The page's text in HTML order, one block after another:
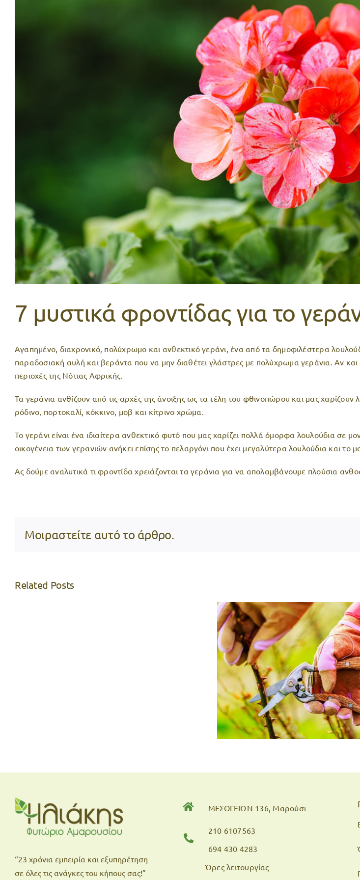
7 μυστικά φροντίδας για το
Αγαπημένο, διαχρονικό, πολύχρωμο και ανθεκτικό γεράνι, ένα από τα δημοφιλέστερα
παραδοσιακή αυλή και βεράντα που να μην διαθέτει γλάστρες με πολύχρωμα γεράνια. Αν και
περιοχές της Νότιας Αφρικής.
Τα γεράνια ανθίζουν από τις αρχές της άνοιξης ως τα τέλη του φθινοπώρου και μας χαρίζουν
ρόδινο, πορτοκαλί, κόκκινο, μοβ και κίτρινο χρώμα.
Το γεράνι είναι ένα ιδιαίτερα ανθεκτικό φυτό που μας χαρίζει πολλά όμορφα λουλούδια σε
οικογένεια των γερανιών ανήκει επίσης το πελαργόνι που έχει μεγαλύτερα λουλούδια και το
Ας δούμε αναλυτικά τι φροντίδα χρειάζονται τα γεράνια για να απολαμβάνουμε πλούσια
Μοιραστείτε αυτό το άρθρο.
Related Posts
“23 χρόνια εμπειρία και εξυπηρέτηση
σε όλες τις ανάγκες του κήπους σας!”
ΜΕΣΟΓΕΙΩΝ 136, Μαρούσι
210 6107563
694 430 4283
Ώρες λειτουργίας